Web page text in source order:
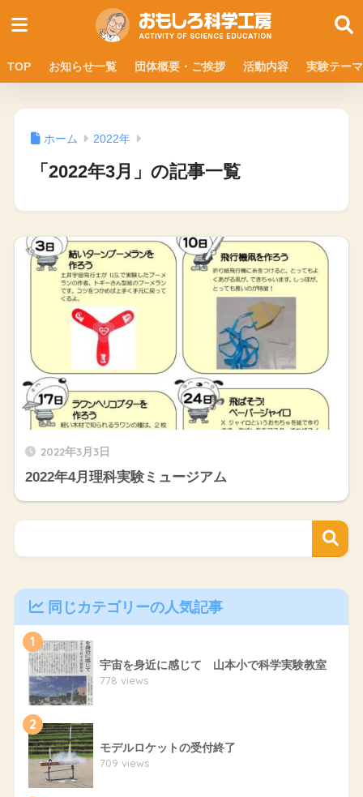
TOP お知らせ一覧 団体概要・ご挨拶 活動内容 実験テーマ
ホーム 2022年
「2022年3月」の記事一覧
2022年3月3日
2022年4月理科実験ミュージアム
同じカテゴリーの人気記事
1
宇宙を身近に感じて 山本小で科学実験教室
778 views
2
モデルロケットの受付終了
709 views